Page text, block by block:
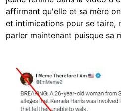
affirmant qu'elle et sa mère
et intimidations pour se taire,
parler maintenant puisque sa
Image